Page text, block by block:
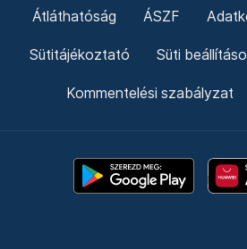
Átláthatóság ÁSZF
Sütitájékoztató Süti
Kommentelési szabályzat